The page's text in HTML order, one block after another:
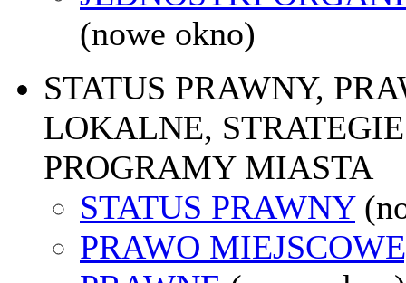
(nowe okno)
STATUS PRAWNY,
LOKALNE,
PROGRAMY MIASTA
STATUS PRAWNY
PRAWO